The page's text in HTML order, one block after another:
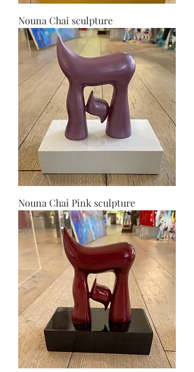
Nouna Chai sculpture
Nouna Chai Pink sculpture